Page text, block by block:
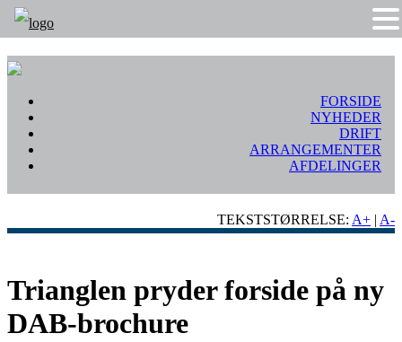
FORSIDE
NYHEDER
DRIFT
ARRANGEMENTER
AFDELINGER
TEKSTSTØRRELSE: A+ | A-
Trianglen pryder forside på ny
DAB-brochure